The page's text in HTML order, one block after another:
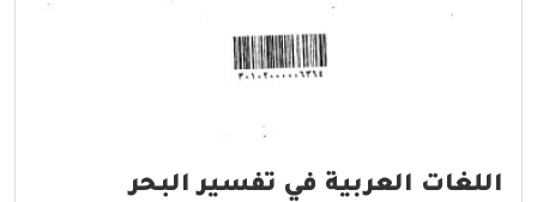
اللغات العربية في تفسير البحر